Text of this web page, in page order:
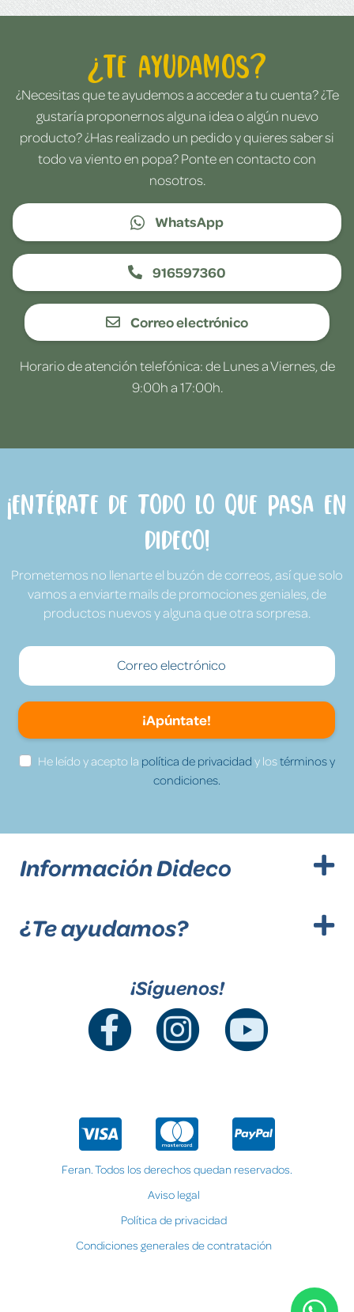
¿Te ayudamos?
¿Necesitas que te ayudemos a acceder a tu cuenta? ¿Te
gustaría proponernos alguna idea o algún nuevo
producto? ¿Has realizado un pedido y quieres saber si
todo va viento en popa? Ponte en contacto con
nosotros.
WhatsApp
916597360
Correo electrónico
Horario de atención telefónica: de Lunes a Viernes, de
9:00h a 17:00h.
¡Entérate de todo lo que pasa en
Dideco!
Prometemos no llenarte el buzón de correos, así que solo
vamos a enviarte mails de promociones geniales, de
productos nuevos y alguna que otra sorpresa.
¡Apúntate!
He leído y acepto la política de privacidad y lostérminos y
condiciones.
Información Dideco
¿Te ayudamos?
¡Síguenos!
Feran. Todos los derechos quedan reservados.
Aviso legal
Política de privacidad
Condiciones generales de contratación